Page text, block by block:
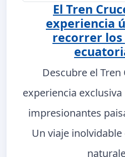
El Tren
experiencia
recorrer los
Descubre el
experiencia
impresionantes
Un viaje